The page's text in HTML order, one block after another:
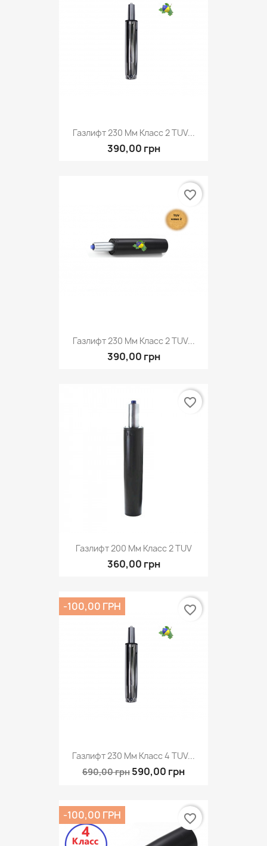
Газлифт 230 Мм Класс 2 TUV...
390,00 грн
Газлифт 230 Мм Класс 2 TUV...
390,00 грн
favorite_border
Газлифт 200 Мм Класс 2 TUV
360,00 грн
favorite_border
Газлифт 230 Мм Класс 4 TUV...
690,00 грн 590,00 грн
-100,00 ГРН favorite_border
-100,00 ГРН favorite_border